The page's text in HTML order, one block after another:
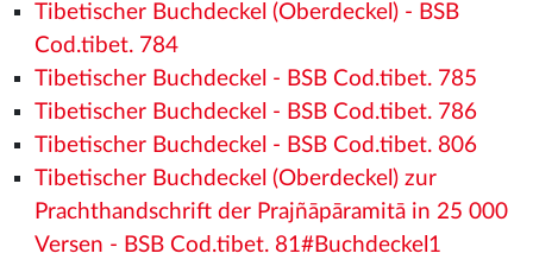
Tibetischer Buchdeckel (Oberdeckel) - BSB
Cod.tibet. 784
Tibetischer Buchdeckel - BSB Cod.tibet. 785
Tibetischer Buchdeckel - BSB Cod.tibet. 786
Tibetischer Buchdeckel - BSB Cod.tibet. 806
Tibetischer Buchdeckel (Oberdeckel) zur
Prachthandschrift der Prajñāpāramitā in 25 000
Versen - BSB Cod.tibet. 81#Buchdeckel1